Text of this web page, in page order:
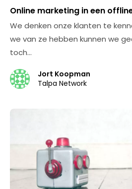
Online marketing in een
We denken onze klanten te
we van ze hebben kunnen we
toch…
Jort Koopman
Talpa Network